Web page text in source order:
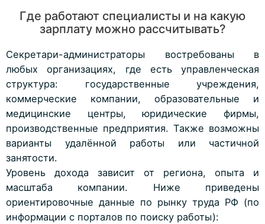
Где работают специалисты и на какую
зарплату можно рассчитывать?
Секретари-администраторы востребованы в
любых организациях, где есть управленческая
структура: государственные учреждения,
коммерческие компании, образовательные и
медицинские центры, юридические фирмы,
производственные предприятия. Также возможны
варианты удалённой работы или частичной
занятости.
Уровень дохода зависит от региона, опыта и
масштаба компании. Ниже приведены
ориентировочные данные по рынку труда РФ (по
информации с порталов по поиску работы):